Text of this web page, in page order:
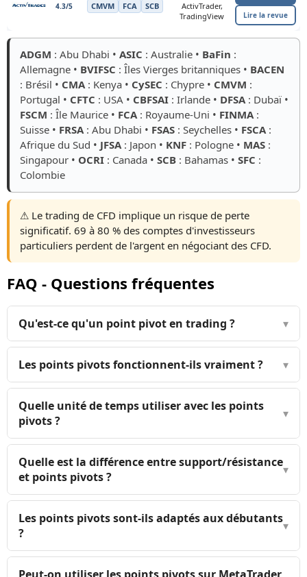
4.3/5 CMVM FCA SCB
ActivTrader,
TradingView
Lire la revue
ADGM : Abu Dhabi • ASIC : Australie • BaFin :
Allemagne • BVIFSC : Îles Vierges britanniques • BACEN
: Brésil • CMA : Kenya • CySEC : Chypre • CMVM :
Portugal • CFTC : USA • CBFSAI : Irlande • DFSA : Dubaï •
FSCM : Île Maurice • FCA : Royaume-Uni • FINMA :
Suisse • FRSA : Abu Dhabi • FSAS : Seychelles • FSCA :
Afrique du Sud • JFSA : Japon • KNF : Pologne • MAS :
Singapour • OCRI : Canada • SCB : Bahamas • SFC :
Colombie
⚠️ Le trading de CFD implique un risque de perte
significatif. 69 à 80 % des comptes d'investisseurs
particuliers perdent de l'argent en négociant des CFD.
FAQ - Questions fréquentes
Qu'est-ce qu'un point pivot en trading ? ▾
Les points pivots fonctionnent-ils vraiment ? ▾
Quelle unité de temps utiliser avec les points
pivots ?
▾
Quelle est la différence entre support/résistance
et points pivots ?
▾
Les points pivots sont-ils adaptés aux débutants
?
▾